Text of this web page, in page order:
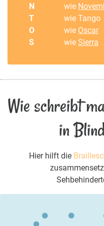
N
wie
T
wie Tango
O
wie Oscar
S
wieSierra
Wie schreibt
in
Hier hilft die